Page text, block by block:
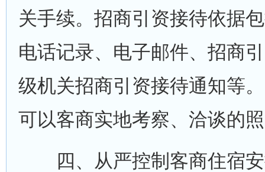
关手续。招商引资接待依据
电话记录、电子邮件、招商
级机关招商引资接待通知等
可以客商实地考察、洽谈的
四、从严控制客商住宿安